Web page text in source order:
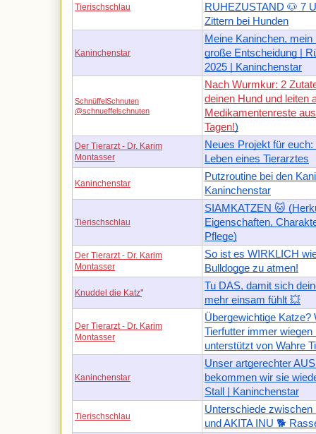
Tierischschlau
RUHEZUSTAND 🐶 7
Zittern bei Hunden
Kaninchenstar
Meine Kaninchen, mein
große Entscheidung |
2025 | Kaninchenstar
SchnüffelSchnuten
@schnueffelschnuten
Nach Wurmkur: 2
deinen Hund und leiten
Medikamentenreste
Tagen!)
Der Tierarzt - Dr. Karim
Montasser
Neues Projekt für euch:
Leben eines Tierarztes
Kaninchenstar
Putzroutine bei den
Kaninchenstar
Tierischschlau
SIAMKATZEN 🐱
Eigenschaften,
Pflege)
Der Tierarzt - Dr. Karim
Montasser
So ist es WIRKLICH
Bulldogge zu atmen!
Knuddel die Katz''
Tu DAS, damit sich
mehr einsam fühlt 💥
Der Tierarzt - Dr. Karim
Montasser
Übergewichtige Katze?
Tierfutter immer
unterstützt von Wahre
Kaninchenstar
Unser artgerechter
bekommen wir sie
Stall | Kaninchenstar
Tierischschlau
Unterschiede zwischen
und AKITA INU 🐕